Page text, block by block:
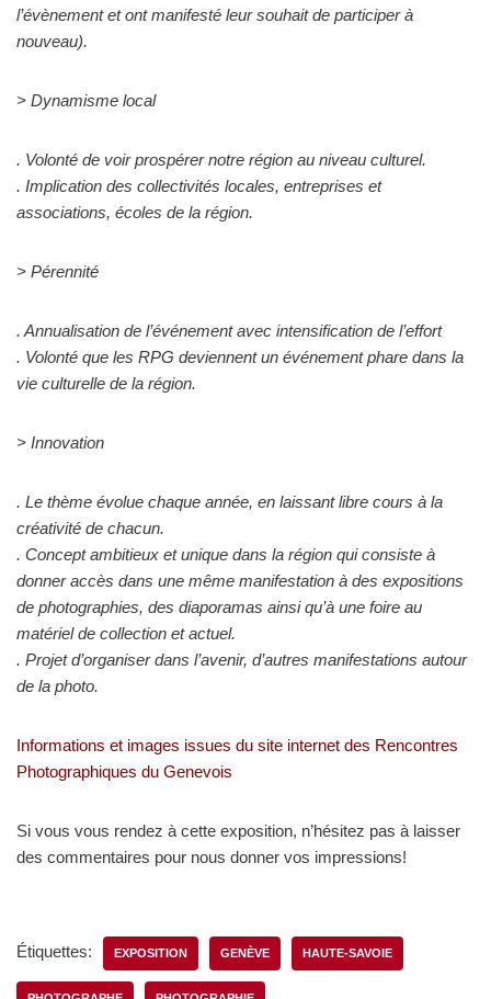
l’évènement et ont manifesté leur souhait de participer à
nouveau).
> Dynamisme local
. Volonté de voir prospérer notre région au niveau culturel.
. Implication des collectivités locales, entreprises et
associations, écoles de la région.
> Pérennité
. Annualisation de l’événement avec intensification de l’effort
. Volonté que les RPG deviennent un événement phare dans la
vie culturelle de la région.
> Innovation
. Le thème évolue chaque année, en laissant libre cours à la
créativité de chacun.
. Concept ambitieux et unique dans la région qui consiste à
donner accès dans une même manifestation à des expositions
de photographies, des diaporamas ainsi qu’à une foire au
matériel de collection et actuel.
. Projet d’organiser dans l’avenir, d’autres manifestations autour
de la photo.
Informations et images issues du site internet des Rencontres
Photographiques du Genevois
Si vous vous rendez à cette exposition, n’hésitez pas à laisser
des commentaires pour nous donner vos impressions!
Étiquettes: EXPOSITION GENÈVE HAUTE-SAVOIE